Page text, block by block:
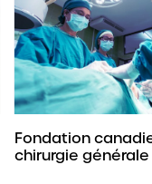
Fondation
chirurgie générale